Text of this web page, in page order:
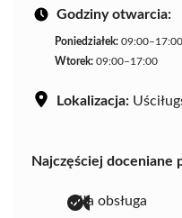
Godziny otwarcia:
Poniedziałek: 09:00–17:00
Wtorek: 09:00–17:00
Lokalizacja:
Najczęściej doceniane
miła obsługa